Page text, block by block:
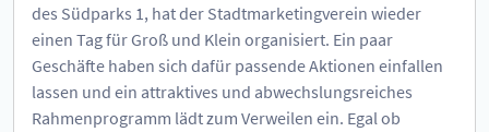
des Südparks 1, hat der Stadtmarketingverein wieder
einen Tag für Groß und Klein organisiert. Ein paar
Geschäfte haben sich dafür passende Aktionen einfallen
lassen und ein attraktives und abwechslungsreiches
Rahmenprogramm lädt zum Verweilen ein. Egal ob